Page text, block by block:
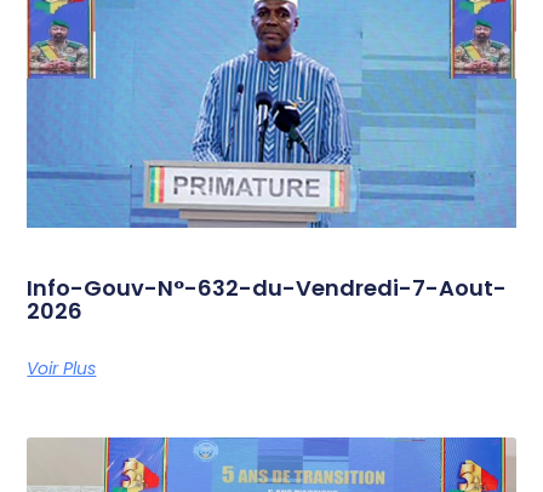
Info-Gouv-N°-632-du-Vendredi-7-Aout-
2026
Voir Plus